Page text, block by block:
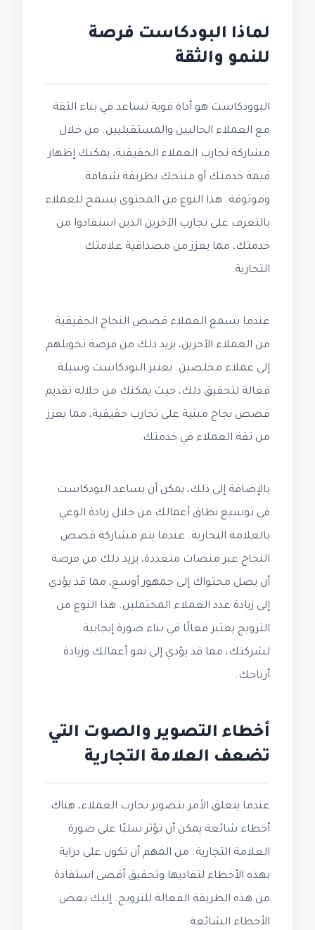
لماذا البودكاست فرصة
للنمو والثقة
البوودكاست هو أداة قوية تساعد في بناء الثقة
مع العملاء الحاليين والمستقبليين. من خلال
مشاركة تجارب العملاء الحقيقية، يمكنك إظهار
قيمة خدمتك أو منتجك بطريقة شفافة
وموثوقة. هذا النوع من المحتوى يسمح للعملاء
بالتعرف على تجارب الآخرين الذين استفادوا من
خدمتك، مما يعزز من مصداقية علامتك
التجارية.
عندما يسمع العملاء قصص النجاح الحقيقية
من العملاء الآخرين، يزيد ذلك من فرصة تحويلهم
إلى عملاء مخلصين. يعتبر البودكاست وسيلة
فعالة لتحقيق ذلك، حيث يمكنك من خلاله تقديم
قصص نجاح مبنية على تجارب حقيقية، مما يعزز
من ثقة العملاء في خدمتك.
بالإضافة إلى ذلك، يمكن أن يساعد البودكاست
في توسيع نطاق أعمالك من خلال زيادة الوعي
بالعلامة التجارية. عندما يتم مشاركة قصص
النجاح عبر منصات متعددة، يزيد ذلك من فرصة
أن يصل محتواك إلى جمهور أوسع، مما قد يؤدي
إلى زيادة عدد العملاء المحتملين. هذا النوع من
الترويج يعتبر فعالًا في بناء صورة إيجابية
لشركتك، مما قد يؤدي إلى نمو أعمالك وزيادة
أرباحك.
أخطاء التصوير والصوت التي
تضعف العلامة التجارية
عندما يتعلق الأمر بتصوير تجارب العملاء، هناك
أخطاء شائعة يمكن أن تؤثر سلبًا على صورة
العلامة التجارية. من المهم أن تكون على دراية
بهذه الأخطاء لتفاديها وتحقيق أقصى استفادة
من هذه الطريقة الفعالة للترويج. إليك بعض
الأخطاء الشائعة: